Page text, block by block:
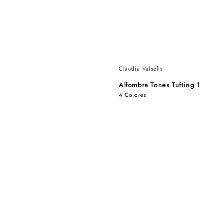
Clàudia Valsells
Alfombra Tones Tufting 1
4 Colores